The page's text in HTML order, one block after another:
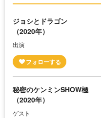
ジョシとドラゴン
（2020年）
出演
秘密のケンミンSHOW極
（2020年）
ゲスト